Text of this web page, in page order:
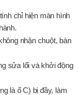
chỉ hiện màn hình
nhận chuột, bàn
sửa lổi và khởi động
là ổ C) bị đầy, làm